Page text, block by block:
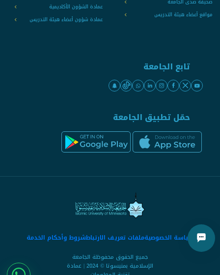
صحيفة صدى الجامعة
مواقع أعضاء هيئة التدريس
عمادة الشؤون الأكاديمية
عمادة شؤون أعضاء هيئة التدريس
تابع الجامعة
حمّل تطبيق الجامعة
سياسة الخصوصيةملفات تعريف الارتباطشروط وأحكام الخدمة
جميع الحقوق محفوظة الجامعة
الإسلامية بمنيسوتا © 2024 | عمادة